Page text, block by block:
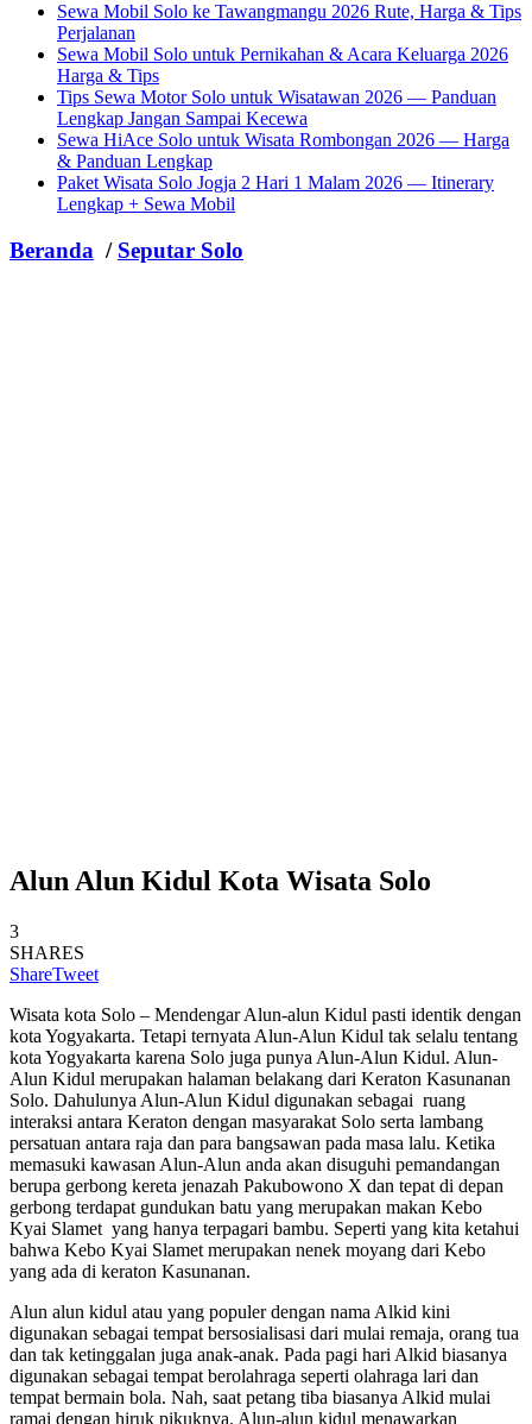
Sewa Mobil Solo ke Tawangmangu 2026 Rute, Harga & Tips
Perjalanan
Sewa Mobil Solo untuk Pernikahan & Acara Keluarga 2026
Harga & Tips
Tips Sewa Motor Solo untuk Wisatawan 2026 — Panduan
Lengkap Jangan Sampai Kecewa
Sewa HiAce Solo untuk Wisata Rombongan 2026 — Harga
& Panduan Lengkap
Paket Wisata Solo Jogja 2 Hari 1 Malam 2026 — Itinerary
Lengkap + Sewa Mobil
Beranda / Seputar Solo
Alun Alun Kidul Kota Wisata Solo
3
SHARES
ShareTweet
Wisata kota Solo – Mendengar Alun-alun Kidul pasti identik dengan
kota Yogyakarta. Tetapi ternyata Alun-Alun Kidul tak selalu tentang
kota Yogyakarta karena Solo juga punya Alun-Alun Kidul. Alun-
Alun Kidul merupakan halaman belakang dari Keraton Kasunanan
Solo. Dahulunya Alun-Alun Kidul digunakan sebagai ruang
interaksi antara Keraton dengan masyarakat Solo serta lambang
persatuan antara raja dan para bangsawan pada masa lalu. Ketika
memasuki kawasan Alun-Alun anda akan disuguhi pemandangan
berupa gerbong kereta jenazah Pakubowono X dan tepat di depan
gerbong terdapat gundukan batu yang merupakan makan Kebo
Kyai Slamet yang hanya terpagari bambu. Seperti yang kita ketahui
bahwa Kebo Kyai Slamet merupakan nenek moyang dari Kebo
yang ada di keraton Kasunanan.
Alun alun kidul atau yang populer dengan nama Alkid kini
digunakan sebagai tempat bersosialisasi dari mulai remaja, orang tua
dan tak ketinggalan juga anak-anak. Pada pagi hari Alkid biasanya
digunakan sebagai tempat berolahraga seperti olahraga lari dan
tempat bermain bola. Nah, saat petang tiba biasanya Alkid mulai
ramai dengan hiruk pikuknya. Alun-alun kidul menawarkan